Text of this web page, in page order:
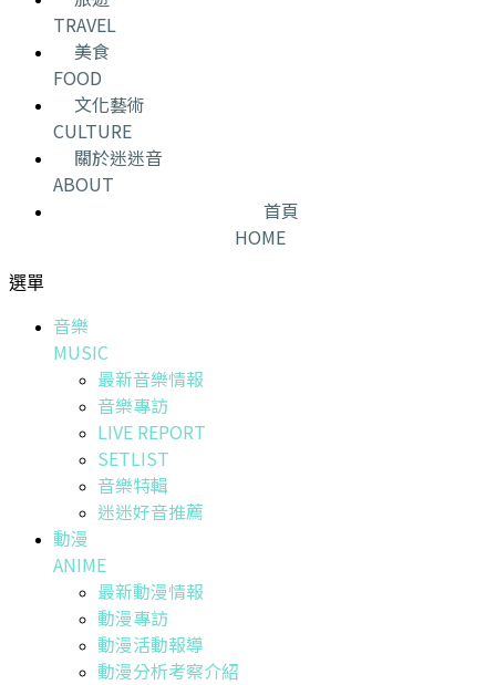
TRAVEL
美食
FOOD
文化藝術
CULTURE
關於迷迷音
ABOUT
首頁
HOME
選單
音樂
MUSIC
最新音樂情報
音樂專訪
LIVE REPORT
SETLIST
音樂特輯
迷迷好音推薦
動漫
ANIME
最新動漫情報
動漫專訪
動漫活動報導
動漫分析考察介紹